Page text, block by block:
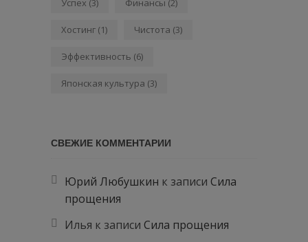
Успех (3) Финансы (2)
Хостинг (1) Чистота (3)
Эффективность (6)
Японская культура (3)
СВЕЖИЕ КОММЕНТАРИИ
Юрий Любушкин к записи Сила
прощения
Илья к записи Сила прощения